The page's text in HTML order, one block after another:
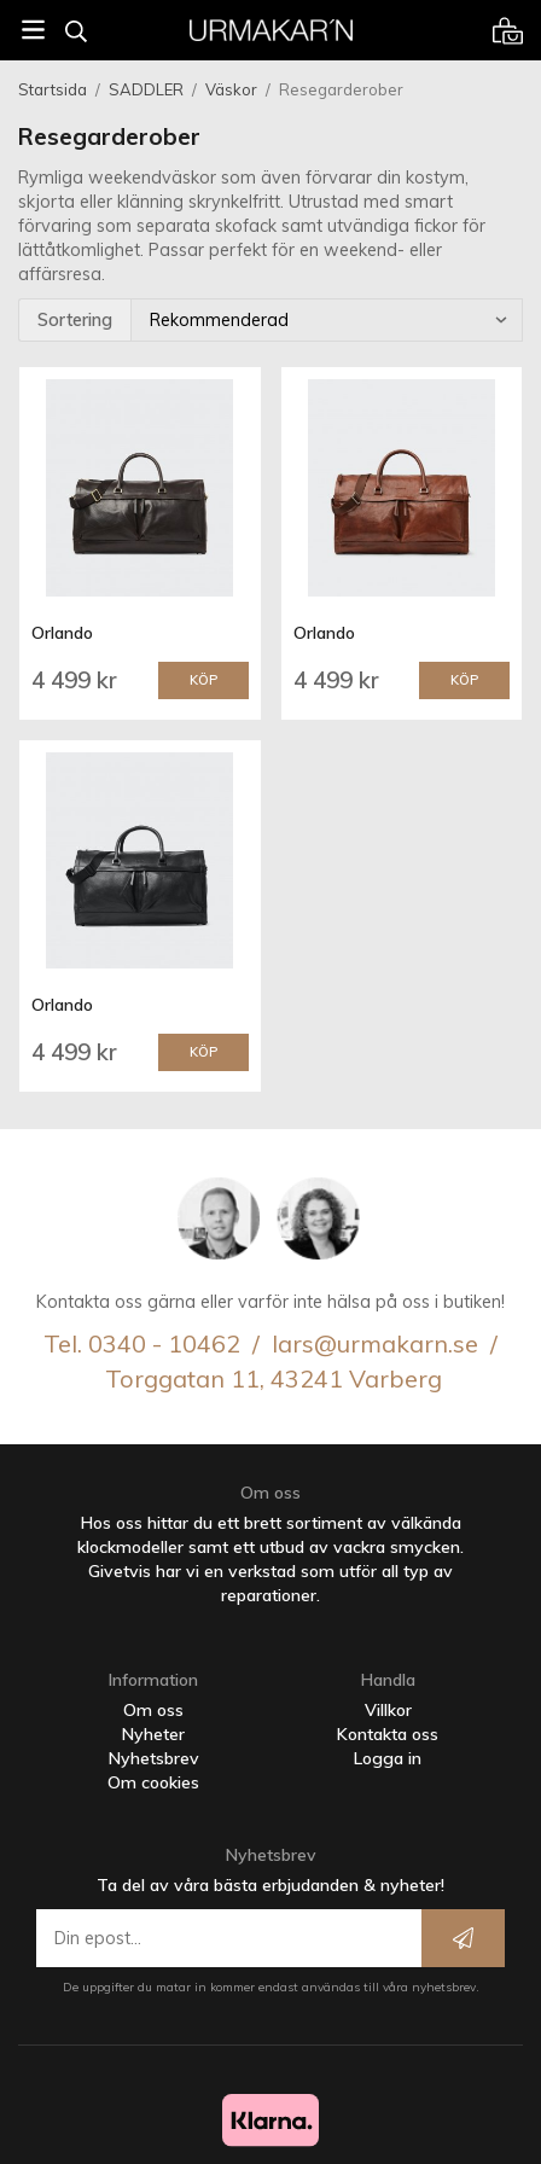
Startsida / SADDLER / Väskor / Resegarderober
Resegarderober
Rymliga weekendväskor som även förvarar din kostym,
skjorta eller klänning skrynkelfritt. Utrustad med smart
förvaring som separata skofack samt utvändiga fickor för
lättåtkomlighet. Passar perfekt för en weekend- eller
affärsresa.
Sortering
Orlando
4 499 kr KÖP
Orlando
4 499 kr KÖP
Orlando
4 499 kr KÖP
Kontakta oss gärna eller varför inte hälsa på oss i butiken!
Tel. 0340 - 10462 / lars@urmakarn.se /
Torggatan 11, 43241 Varberg
Om oss
Hos oss hittar du ett brett sortiment av välkända
klockmodeller samt ett utbud av vackra smycken.
Givetvis har vi en verkstad som utför all typ av
reparationer.
Information
Om oss
Nyheter
Nyhetsbrev
Om cookies
Handla
Villkor
Kontakta oss
Logga in
Nyhetsbrev
Ta del av våra bästa erbjudanden & nyheter!
De uppgifter du matar in kommer endast användas till våra nyhetsbrev.